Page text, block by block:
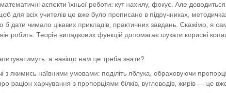
аспекти їхньої роботи: кут нахилу, фокус. Але
для всіх учителів це вже було прописано в підручниках,
б дати чимало цікавих прикладів, практичних завдань. Скажімо, я
робить. Теорія випадкових функцій допомагає шукати корисні
а навіщо нам це треба знати?
з якимись наївними умовами: поділіть яблука, обраховуючи
раціон харчування з пропорціями білків, вуглеводів, жирів — це